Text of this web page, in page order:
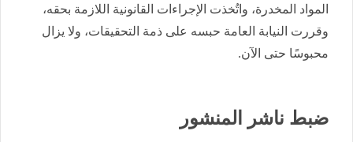
المواد المخدرة، واتُخذت الإجراءات القانونية اللازمة بحقه،
وقررت النيابة العامة حبسه على ذمة التحقيقات، ولا يزال
محبوسًا حتى الآن.
ضبط ناشر المنشور